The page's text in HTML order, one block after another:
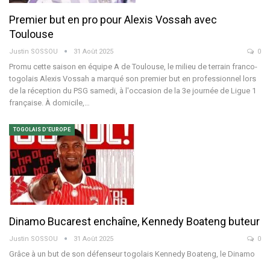
Premier but en pro pour Alexis Vossah avec
Toulouse
Justin SOSSOU 31 Août 2025 0
Promu cette saison en équipe A de Toulouse, le milieu de terrain franco-
togolais Alexis Vossah a marqué son premier but en professionnel lors
de la réception du PSG samedi, à l'occasion de la 3e journée de Ligue 1
française. À domicile,
TOGOLAIS D'EUROPE
Dinamo Bucarest enchaîne, Kennedy Boateng buteur
Justin SOSSOU 31 Août 2025 0
Grâce à un but de son défenseur togolais Kennedy Boateng, le Dinamo